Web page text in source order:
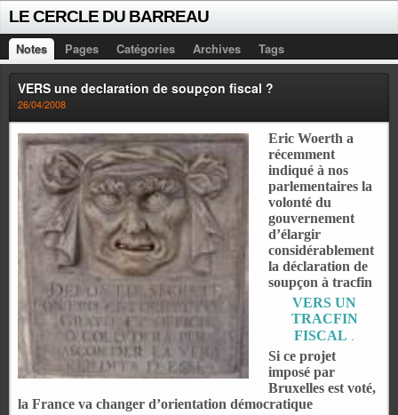
LE CERCLE DU BARREAU
Notes Pages Catégories Archives Tags
VERS une declaration de soupçon fiscal ?
26/04/2008
Eric Woerth a
récemment
indiqué à nos
parlementaires la
volonté du
gouvernement
d’élargir
considérablement
la déclaration de
soupçon à tracfin
VERS UN
TRACFIN
FISCAL .
Si ce projet
imposé par
Bruxelles est voté,
la France va changer d’orientation démocratique